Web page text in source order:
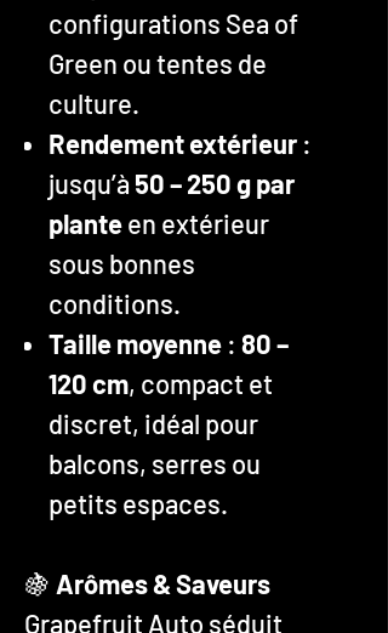
configurations Sea of
Green ou tentes de
culture.
Rendement extérieur :
jusqu’à 50 – 250 g par
planteen extérieur
sous bonnes
conditions.
Taille moyenne : 80 –
120 cm, compact et
discret, idéal pour
balcons, serres ou
petits espaces.
🍇 Arômes & Saveurs
Grapefruit Auto séduit